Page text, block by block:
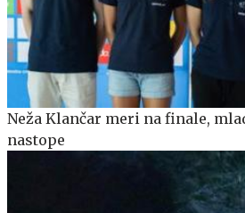
Neža Klančar meri na finale,
nastope